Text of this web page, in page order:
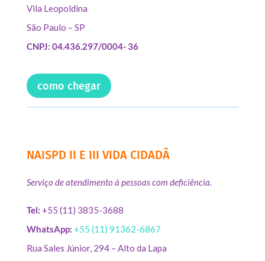
Vila Leopoldina
São Paulo – SP
CNPJ: 04.436.297/0004- 36
como chegar
NAISPD II E III VIDA CIDADÃ
Serviço de atendimento à pessoas com deficiência.
Tel: +55 (11) 3835-3688
WhatsApp: +55 (11) 91362-6867
Rua Sales Júnior, 294 – Alto da Lapa